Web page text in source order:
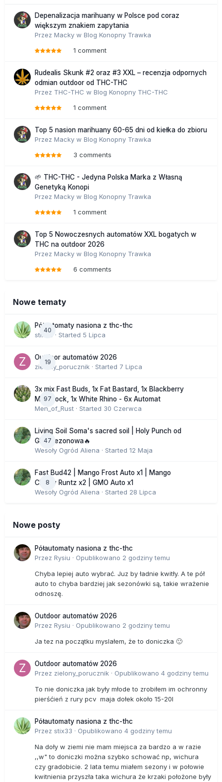
Depenalizacja marihuany w Polsce pod coraz
większym znakiem zapytania
Przez Macky w Blog Konopny Trawka
1 comment
Rudealis Skunk #2 oraz #3 XXL – recenzja odpornych
odmian outdoor od THC-THC
Przez THC-THC w Blog Konopny THC-THC
1 comment
Top 5 nasion marihuany 60-65 dni od kiełka do zbioru
Przez Macky w Blog Konopny Trawka
3 comments
🌱 THC-THC - Jedyna Polska Marka z Własną
Genetyką Konopi
Przez Macky w Blog Konopny Trawka
1 comment
Top 5 Nowoczesnych automatów XXL bogatych w
THC na outdoor 2026
Przez Macky w Blog Konopny Trawka
6 comments
Nowe tematy
40
Półautomaty nasiona z thc-thc
stix33 · Started 5 Lipca
19
Outdoor automatów 2026
zielony_porucznik · Started 7 Lipca
97
3x mix Fast Buds, 1x Fat Bastard, 1x Blackberry
Moonrock, 1x White Rhino - 6x Automat
Men_of_Rust · Started 30 Czerwca
47
Living Soil Soma's sacred soil | Holy Punch od
GHS sezonowa🔥
Wesoły Ogród Aliena · Started 12 Maja
8
Fast Bud42 | Mango Frost Auto x1 | Mango
Cherry Runtz x2 | GMO Auto x1
Wesoły Ogród Aliena · Started 28 Lipca
Nowe posty
Półautomaty nasiona z thc-thc
Przez Rysiu · Opublikowano 2 godziny temu
Chyba lepiej auto wybrać. Juz by ładnie kwitły. A te pół
auto to chyba bardziej jak sezonówki są, takie wrażenie
odnoszę.
Outdoor automatów 2026
Przez Rysiu · Opublikowano 2 godziny temu
Ja tez na początku myslałem, że to doniczka 🙂
Outdoor automatów 2026
Przez zielony_porucznik · Opublikowano 4 godziny temu
To nie doniczka jak były młode to zrobiłem im ochronny
pierśćień z rury pcv maja dołek około 15-20l
Półautomaty nasiona z thc-thc
Przez stix33 · Opublikowano 4 godziny temu
Na doły w ziemi nie mam miejsca za bardzo a w razie
,,w" to doniczki można szybko schować np, wichura
czy gradobicie. 2 lata temu miałem sezony i w połowie
kwitnienia przyszła taka wichura że krzaki położone były